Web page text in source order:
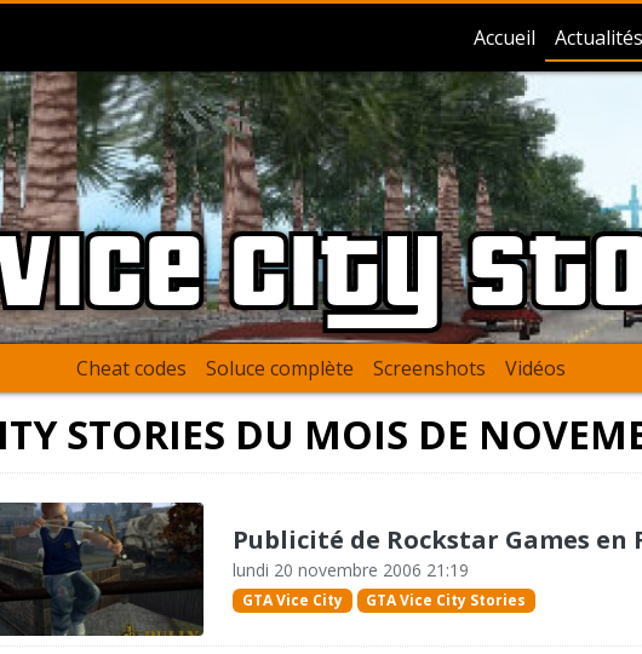
Accueil Actualités
Vice City
Cheat codes Soluce complète Screenshots Vidéos
STORIES DU MOIS DE
Publicité de Rockstar Games en
lundi 20 novembre 2006 21:19
GTA Vice City GTA Vice City Stories